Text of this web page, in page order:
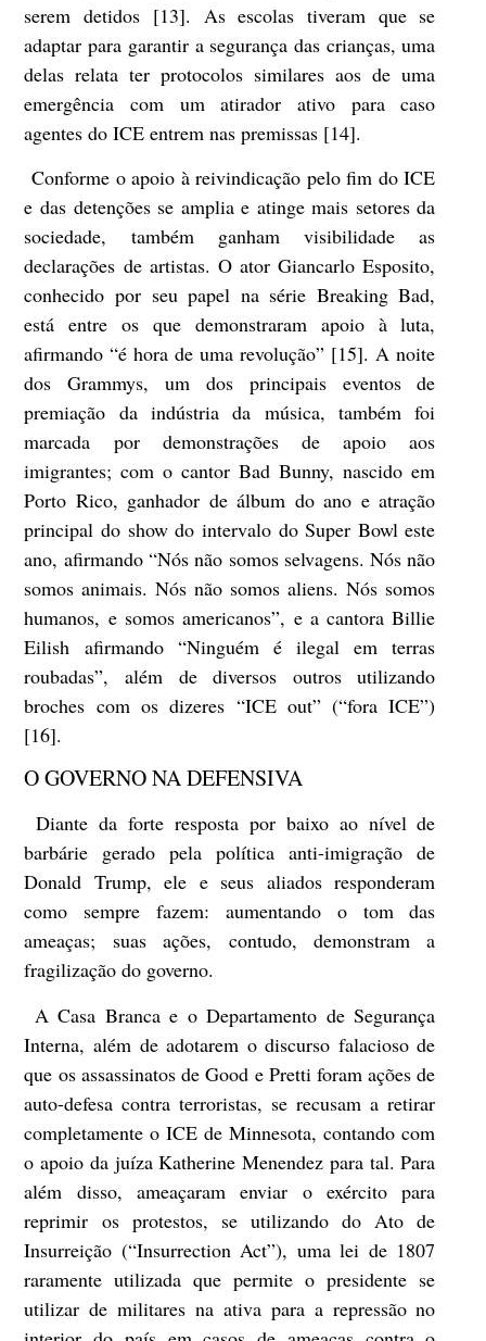
serem detidos [13]. As escolas tiveram que se
adaptar para garantir a segurança das crianças, uma
delas relata ter protocolos similares aos de uma
emergência com um atirador ativo para caso
agentes do ICE entrem nas premissas [14].
Conforme o apoio à reivindicação pelo fim do ICE
e das detenções se amplia e atinge mais setores da
sociedade, também ganham visibilidade as
declarações de artistas. O ator Giancarlo Esposito,
conhecido por seu papel na série Breaking Bad,
está entre os que demonstraram apoio à luta,
afirmando “é hora de uma revolução” [15]. A noite
dos Grammys, um dos principais eventos de
premiação da indústria da música, também foi
marcada por demonstrações de apoio aos
imigrantes; com o cantor Bad Bunny, nascido em
Porto Rico, ganhador de álbum do ano e atração
principal do show do intervalo do Super Bowl este
ano, afirmando “Nós não somos selvagens. Nós não
somos animais. Nós não somos aliens. Nós somos
humanos, e somos americanos”, e a cantora Billie
Eilish afirmando “Ninguém é ilegal em terras
roubadas”, além de diversos outros utilizando
broches com os dizeres “ICE out” (“fora ICE”)
[16].
O GOVERNO NA DEFENSIVA
Diante da forte resposta por baixo ao nível de
barbárie gerado pela política anti-imigração de
Donald Trump, ele e seus aliados responderam
como sempre fazem: aumentando o tom das
ameaças; suas ações, contudo, demonstram a
fragilização do governo.
A Casa Branca e o Departamento de Segurança
Interna, além de adotarem o discurso falacioso de
que os assassinatos de Good e Pretti foram ações de
auto-defesa contra terroristas, se recusam a retirar
completamente o ICE de Minnesota, contando com
o apoio da juíza Katherine Menendez para tal. Para
além disso, ameaçaram enviar o exército para
reprimir os protestos, se utilizando do Ato de
Insurreição (“Insurrection Act”), uma lei de 1807
raramente utilizada que permite o presidente se
utilizar de militares na ativa para a repressão no